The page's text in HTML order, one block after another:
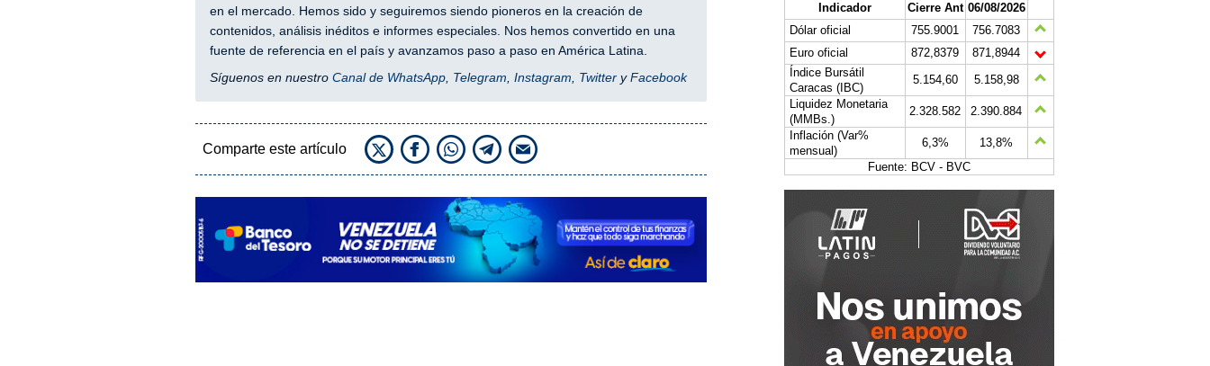
en el mercado. Hemos sido y seguiremos siendo pioneros en la creación de
contenidos, análisis inéditos e informes especiales. Nos hemos convertido en una
fuente de referencia en el país y avanzamos paso a paso en América Latina.
Síguenos en nuestro Canal de WhatsApp, Telegram, Instagram, TwitteryFacebook
Comparte este artículo
Indicador Cierre Ant 06/08/2026
Dólar oficial
755.9001
756.7083
Euro oficial
872,8379
871,8944
Índice Bursátil
Caracas (IBC)
5.154,60
5.158,98
Liquidez Monetaria
(MMBs.)
2.328.582
2.390.884
Inflación (Var%
mensual)
6,3%
13,8%
Fuente: BCV - BVC